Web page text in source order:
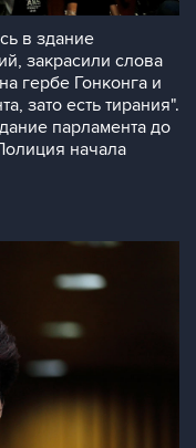
в здание
закрасили слова
гербе Гонконга и
зато есть тирания".
парламента до
начала